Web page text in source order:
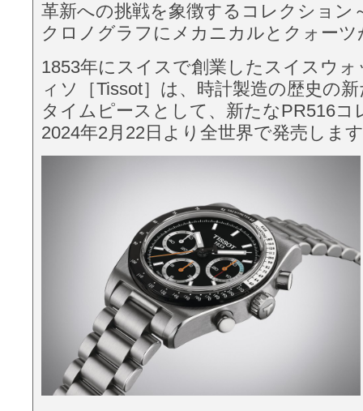
革新への挑戦を象徴するコレクション
クロノグラフにメカニカルとクォーツ
1853年にスイスで創業したスイスウ
ィソ［Tissot］は、時計製造の歴史の
タイムピースとして、新たなPR516コ
2024年2月22日より全世界で発売しま